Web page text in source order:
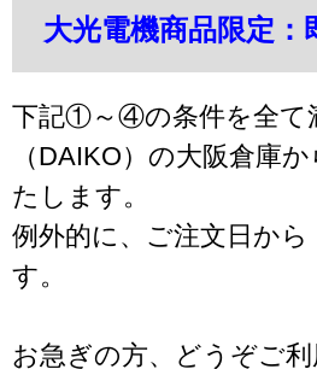
大光電機商品限定：
下記①～④の条件を全て
（DAIKO）の大阪倉庫
たします。
例外的に、ご注文日か
す。
お急ぎの方、どうぞご利